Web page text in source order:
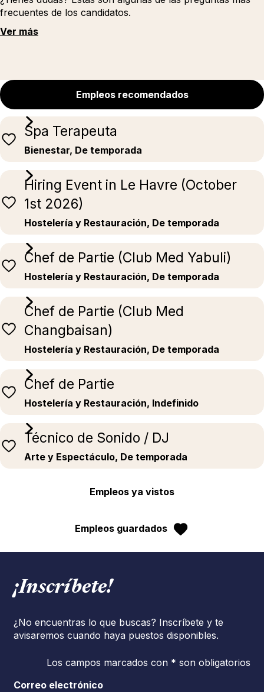
frecuentes de los candidatos.
Ver más
Empleos recomendados
Spa Terapeuta
Bienestar, De temporada
Hiring Event in Le Havre (October
1st 2026)
Hostelería y Restauración, De temporada
Chef de Partie (Club Med Yabuli)
Hostelería y Restauración, De temporada
Chef de Partie (Club Med
Changbaisan)
Hostelería y Restauración, De temporada
Chef de Partie
Hostelería y Restauración, Indefinido
Técnico de Sonido / DJ
Arte y Espectáculo, De temporada
Empleos ya vistos
Empleos guardados
¡Inscríbete!
¿No encuentras lo que buscas? Inscríbete y te
avisaremos cuando haya puestos disponibles.
Los campos marcados con * son obligatorios
Correo electrónico